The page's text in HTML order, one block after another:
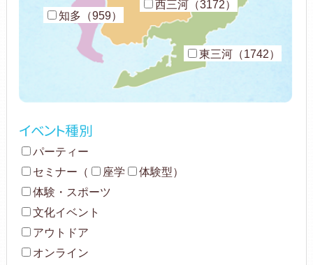
知多（959）
西三河（3172）
東三河（1742）
イベント種別
パーティー
セミナー （ 座学 体験型）
体験・スポーツ
文化イベント
アウトドア
オンライン